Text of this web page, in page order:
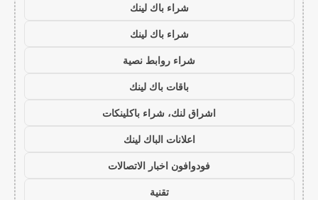
شراء باك لينك
شراء باك لينك
شراء روابط نصية
باقات باك لينك
اشراق لنك، شراء باكلينكات
اعلانات الباك لينك
فودوافون اخبار الاتصالات
تقنية